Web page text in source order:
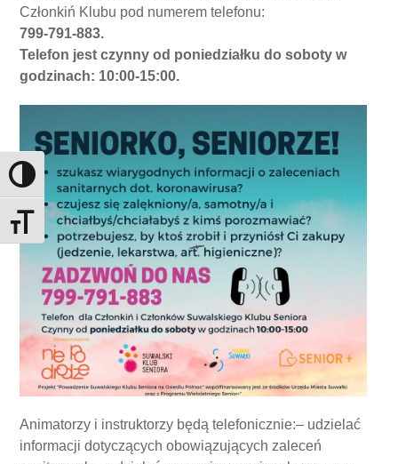
Toggle High Contrast
Toggle Font size
Członkiń Klubu pod numerem telefonu:
799-791-883.
Telefon jest czynny od poniedziałku do soboty w
godzinach: 10:00-15:00.
Animatorzy i instruktorzy będą telefonicznie:– udzielać
informacji dotyczących obowiązujących zaleceń